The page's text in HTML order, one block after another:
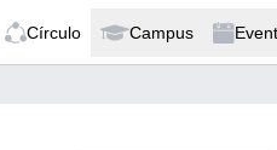
Círculo Campus